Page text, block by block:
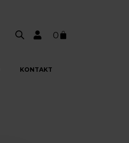
0
KONTAKT